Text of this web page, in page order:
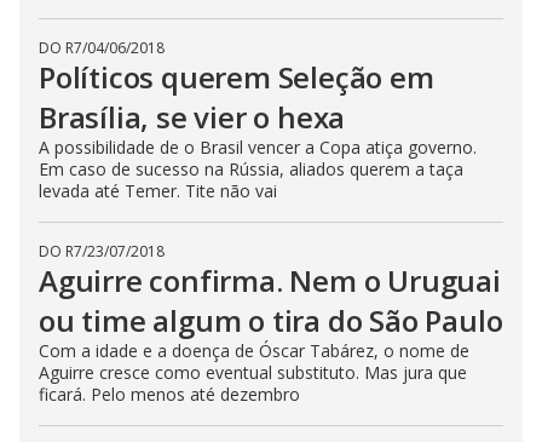
DO R7/04/06/2018
Políticos querem Seleção em
Brasília, se vier o hexa
A possibilidade de o Brasil vencer a Copa atiça governo.
Em caso de sucesso na Rússia, aliados querem a taça
levada até Temer. Tite não vai
DO R7/23/07/2018
Aguirre confirma. Nem o Uruguai
ou time algum o tira do São Paulo
Com a idade e a doença de Óscar Tabárez, o nome de
Aguirre cresce como eventual substituto. Mas jura que
ficará. Pelo menos até dezembro